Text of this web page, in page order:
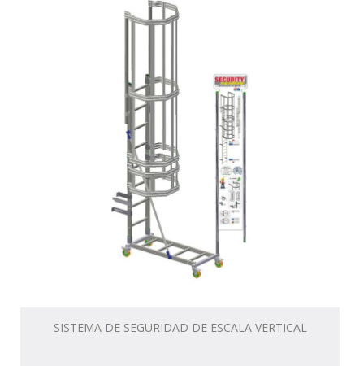
SISTEMA DE SEGURIDAD DE ESCALA VERTICAL